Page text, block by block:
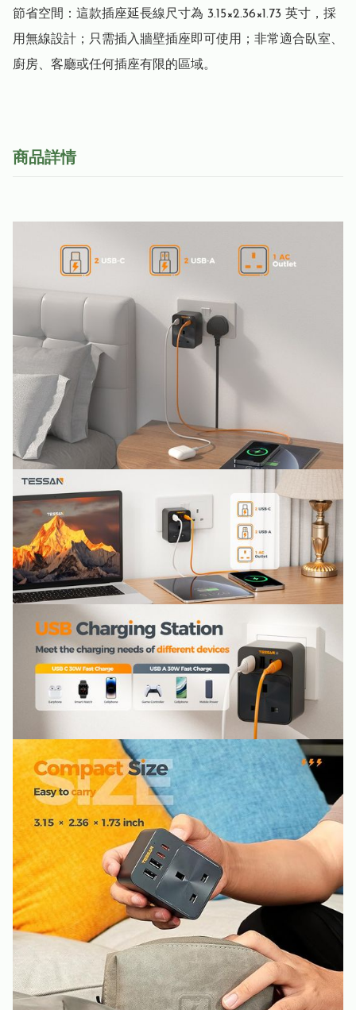
節省空間：這款插座延長線尺寸為 3.15×2.36×1.73 英寸，採
用無線設計；只需插入牆壁插座即可使用；非常適合臥室、
廚房、客廳或任何插座有限的區域。
商品詳情